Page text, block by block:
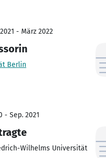
- März 2022
Berlin
- Sep. 2021
Wilhelms Universität